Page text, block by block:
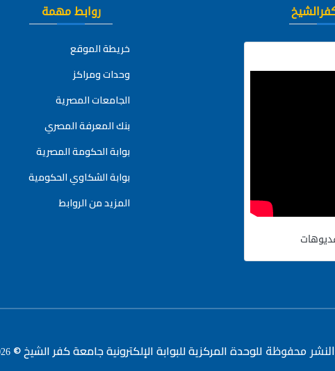
روابط مهمة
خريطة الموقع
وحدات ومراكز
الجامعات المصرية
بنك المعرفة المصري
بوابة الحكومة المصرية
بوابة الشكاوي الحكومية
المزيد من الروابط
محفوظةللوحدة المركزية للبوابة الإلكترونية جامعة كفر الشيخ ©